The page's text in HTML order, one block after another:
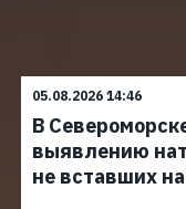
05.08.2026 14:46
В
выявлению
не вставших